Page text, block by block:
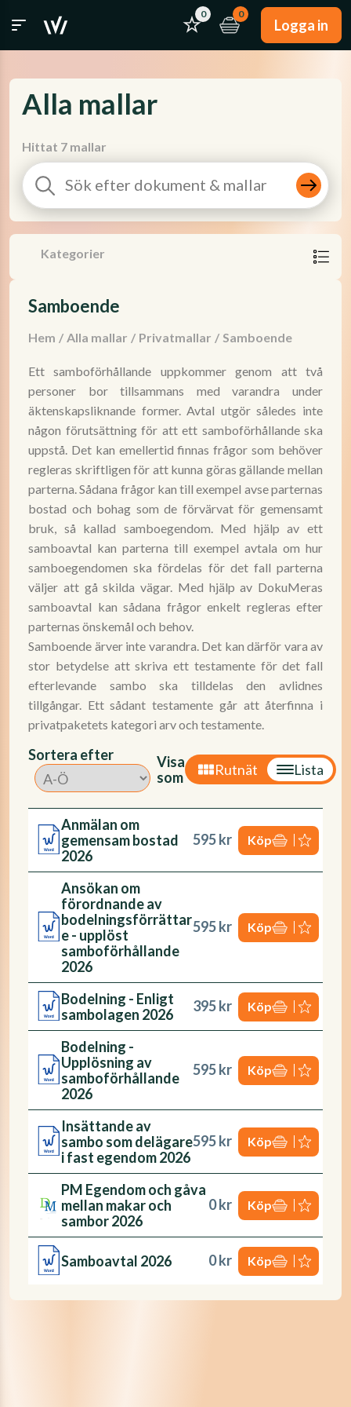
0 0
Logga in
Alla mallar
Hittat 7 mallar
Kategorier
Samboende
Hem / Alla mallar / Privatmallar / Samboende
Ett samboförhållande uppkommer genom att två
personer bor tillsammans med varandra under
äktenskapsliknande former. Avtal utgör således inte
någon förutsättning för att ett samboförhållande ska
uppstå. Det kan emellertid finnas frågor som behöver
regleras skriftligen för att kunna göras gällande mellan
parterna. Sådana frågor kan till exempel avse parternas
bostad och bohag som de förvärvat för gemensamt
bruk, så kallad samboegendom. Med hjälp av ett
samboavtal kan parterna till exempel avtala om hur
samboegendomen ska fördelas för det fall parterna
väljer att gå skilda vägar. Med hjälp av DokuMeras
samboavtal kan sådana frågor enkelt regleras efter
parternas önskemål och behov.
Samboende ärver inte varandra. Det kan därför vara av
stor betydelse att skriva ett testamente för det fall
efterlevande sambo ska tilldelas den avlidnes
tillgångar. Ett sådant testamente går att återfinna i
privatpaketets kategori arv och testamente.
Sortera efter
Visa
som
Rutnät Lista
Anmälan om
gemensam bostad
2026
595 kr Köp
Ansökan om
förordnande av
bodelningsförrättar
e - upplöst
samboförhållande
2026
595 kr Köp
Bodelning - Enligt
sambolagen 2026
395 kr Köp
Bodelning -
Upplösning av
samboförhållande
2026
595 kr Köp
Insättande av
sambo som delägare
i fast egendom 2026
595 kr Köp
PM Egendom och gåva
mellan makar och
sambor 2026
0 kr Köp
Samboavtal 2026 0 kr Köp